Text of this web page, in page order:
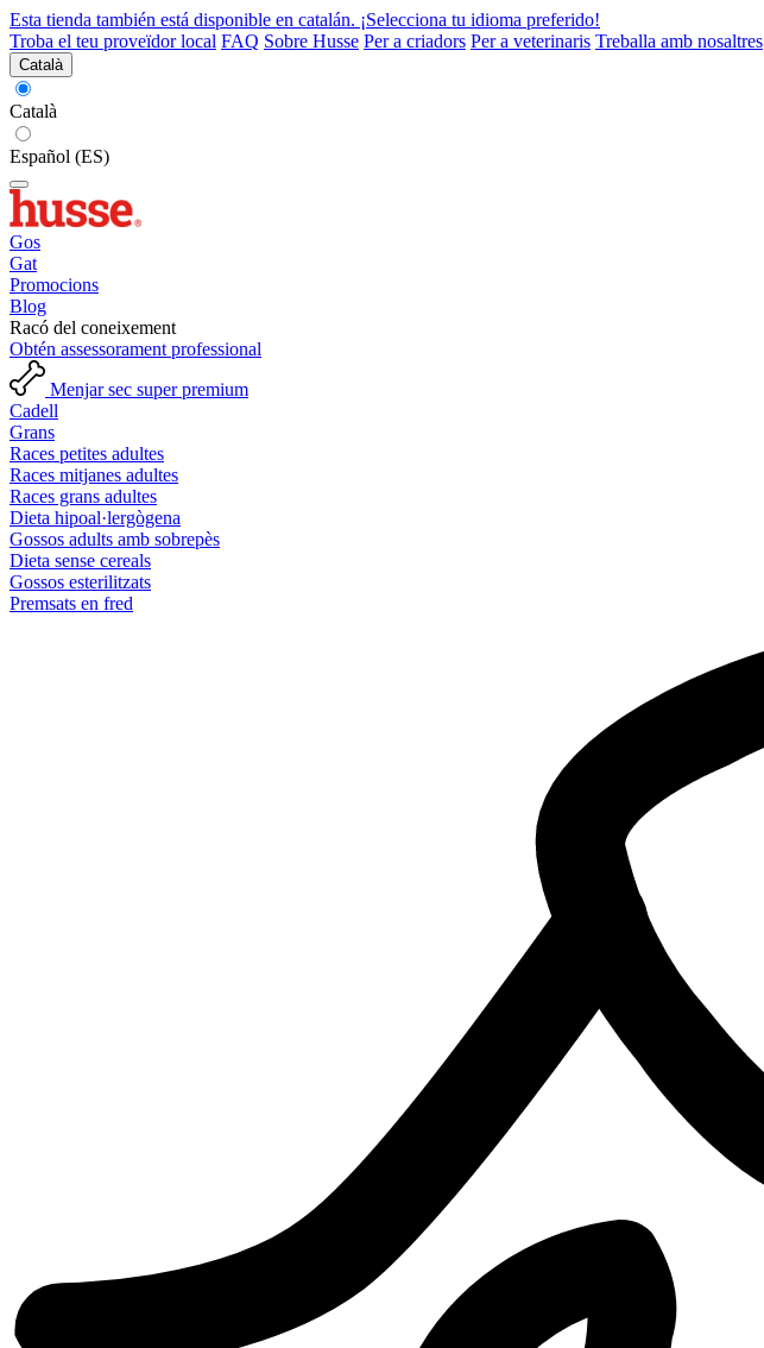
Esta tienda también está disponible en catalán. ¡Selecciona tu idioma preferido!
Troba el teu proveïdor local FAQ Sobre Husse Per a criadors Per a veterinaris Treballa amb nosaltres
Català
Català
Español (ES)
Gos
Gat
Promocions
Blog
Racó del coneixement
Obtén assessorament professional
Menjar sec super premium
Cadell
Grans
Races petites adultes
Races mitjanes adultes
Races grans adultes
Dieta hipoal·lergògena
Gossos adults amb sobrepès
Dieta sense cereals
Gossos esterilitzats
Premsats en fred